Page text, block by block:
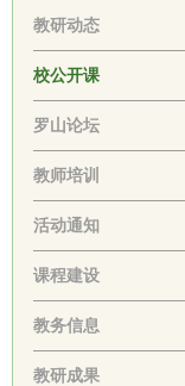
教研动态
校公开课
罗山论坛
教师培训
活动通知
课程建设
教务信息
教研成果